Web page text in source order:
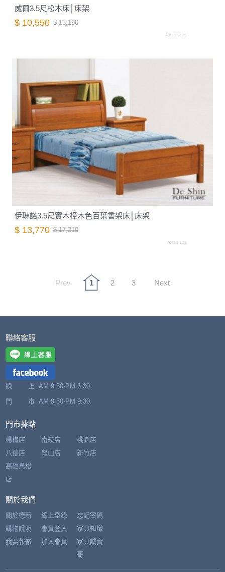
威爾3.5尺松木床│床架
$ 10,550 $ 13,190
A023.57-2.25
伊琳諾3.5尺實木樟木色百葉書架床│床架
$ 13,770 $ 17,210
A023.1-1.25
Prev 1 2 3 Next
聯絡客服
線 上 AM 9:30-PM 6:30
門 市 AM 9:30-PM 9:30
門市據點
楊梅店
八德店
南崁店
龜山店
桃園店
新竹店
高雄鳥松
店
關於我們
關於德新
購物說明
我要報修
線上型錄
會員登入
加入會員
忘記密碼
家具知識
家具誠實
哥